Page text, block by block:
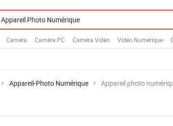
Caméra Caméra PC Caméra Vidéo Vidéo Numérique
Appareil-Photo Numérique Appareil photo